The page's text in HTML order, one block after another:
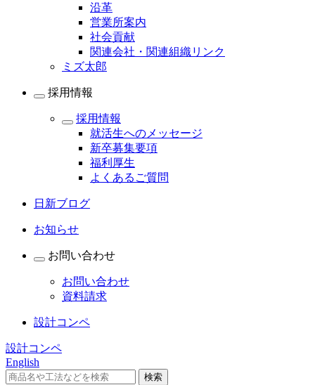
沿革
営業所案内
社会貢献
関連会社・関連組織リンク
ミズ太郎
採用情報
採用情報
就活生へのメッセージ
新卒募集要項
福利厚生
よくあるご質問
日新ブログ
お知らせ
お問い合わせ
お問い合わせ
資料請求
設計コンペ
設計コンペ
English